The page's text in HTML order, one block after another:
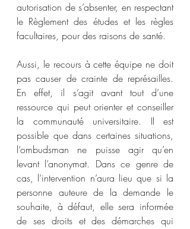
autorisation de s’absenter, en respectant
le Règlement des études et les règles
facultaires, pour des raisons de santé.
Aussi, le recours à cette équipe ne doit
pas causer de crainte de représailles.
En effet, il s’agit avant tout d’une
ressource qui peut orienter et conseiller
la communauté universitaire. Il est
possible que dans certaines situations,
l’ombudsman ne puisse agir qu’en
levant l’anonymat. Dans ce genre de
cas, l’intervention n’aura lieu que si la
personne auteure de la demande le
souhaite, à défaut, elle sera informée
de ses droits et des démarches qui